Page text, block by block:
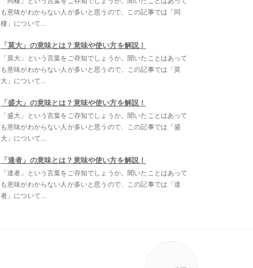
も意味がわからない人が多いと思うので、この記事では「同
棲」について...
「莫大」の意味とは？意味や使い方を解説！
「莫大」という言葉をご存知でしょうか。聞いたことはあって
も意味がわからない人が多いと思うので、この記事では「莫
大」について...
「盛大」の意味とは？意味や使い方を解説！
「盛大」という言葉をご存知でしょうか。聞いたことはあって
も意味がわからない人が多いと思うので、この記事では「盛
大」について...
「達者」の意味とは？意味や使い方を解説！
「達者」という言葉をご存知でしょうか。聞いたことはあって
も意味がわからない人が多いと思うので、この記事では「達
者」について...